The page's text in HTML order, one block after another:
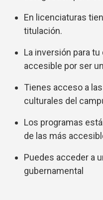
En licenciaturas
titulación.
La inversión para
accesible por ser
Tienes acceso a
culturales del
Los programas
de las más
Puedes acceder a
gubernamental